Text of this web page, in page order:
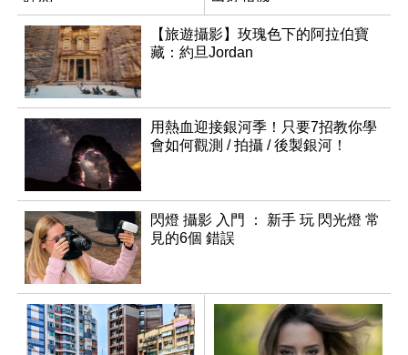
【旅遊攝影】玫瑰色下的阿拉伯寶
藏：約旦Jordan
用熱血迎接銀河季！只要7招教你學
會如何觀測 / 拍攝 / 後製銀河！
閃燈 攝影 入門 ： 新手 玩 閃光燈 常
見的6個 錯誤